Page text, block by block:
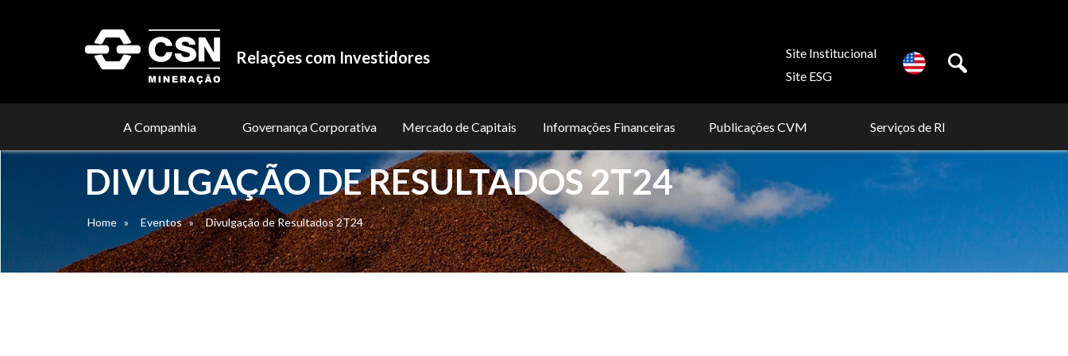
Relações com Investidores
Site Institucional
Site ESG
A Companhia Governança Corporativa Mercado de Capitais Informações Financeiras Publicações CVM Serviços de RI
DIVULGAÇÃO DE RESULTADOS 2T24
Home » Eventos » Divulgação de Resultados 2T24